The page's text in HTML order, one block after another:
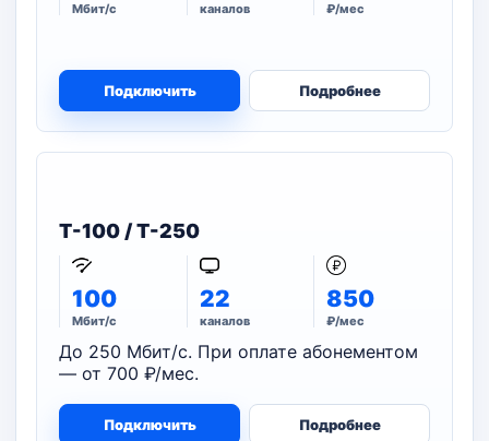
Мбит/с каналов ₽/мес
Подключить Подробнее
T-100 / T-250
100
Мбит/с
22
каналов
850
₽/мес
До 250 Мбит/с. При оплате абонементом
— от 700 ₽/мес.
Подключить Подробнее